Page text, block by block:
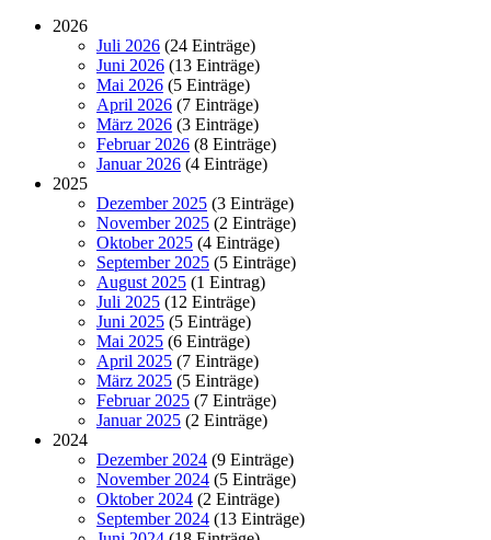
2026
Juli 2026 (24 Einträge)
Juni 2026 (13 Einträge)
Mai 2026 (5 Einträge)
April 2026 (7 Einträge)
März 2026 (3 Einträge)
Februar 2026 (8 Einträge)
Januar 2026 (4 Einträge)
2025
Dezember 2025 (3 Einträge)
November 2025 (2 Einträge)
Oktober 2025 (4 Einträge)
September 2025 (5 Einträge)
August 2025 (1 Eintrag)
Juli 2025 (12 Einträge)
Juni 2025 (5 Einträge)
Mai 2025 (6 Einträge)
April 2025 (7 Einträge)
März 2025 (5 Einträge)
Februar 2025 (7 Einträge)
Januar 2025 (2 Einträge)
2024
Dezember 2024 (9 Einträge)
November 2024 (5 Einträge)
Oktober 2024 (2 Einträge)
September 2024 (13 Einträge)